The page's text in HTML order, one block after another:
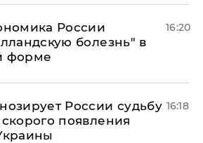
России
болезнь" в
форме
16:20
России судьбу
появления
16:18